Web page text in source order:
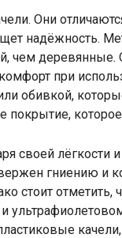
Они
надёжность.
чем деревянные.
при
обивкой,
своей лёгкости
гниению и
стоит отметить,
качели,